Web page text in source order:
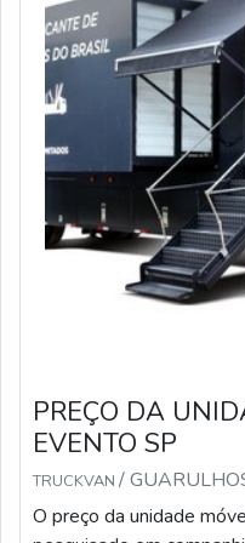
flexão — sete
manobrabilidade para
profissionais.
Nos produtos eu
compatibilidade de
carga útil. Em
com travas mecânicas
precisão, priorizo
intercambiáveis. Para
Seção triangular
controle
Tubo com
reforçada onde a
PREÇO DA
EVENTO SP
TRUCKVAN /
O preço da unidade